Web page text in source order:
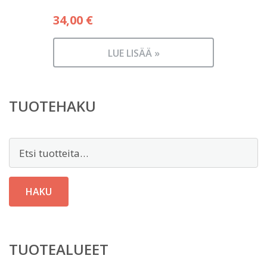
34,00 €
LUE LISÄÄ »
TUOTEHAKU
HAKU
TUOTEALUEET